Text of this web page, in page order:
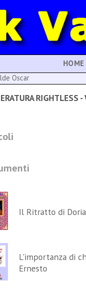
HOME
Oscar
RIGHTLESS -
Il Ritratto di
L'importanza di
Ernesto